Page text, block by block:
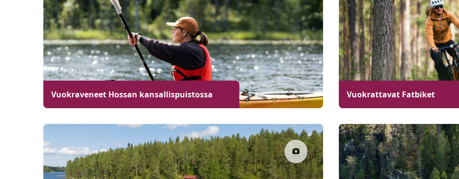
Vuokraveneet Hossan kansallispuistossa Vuokrattavat Fatbiket